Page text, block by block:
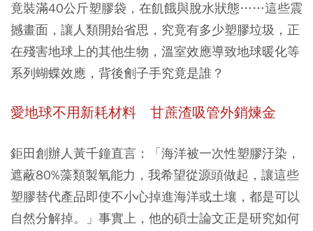
竟裝滿40公斤塑膠袋，在飢餓與脫水狀態……這些震
撼畫面，讓人類開始省思，究竟有多少塑膠垃圾，正
在殘害地球上的其他生物，溫室效應導致地球暖化等
系列蝴蝶效應，背後劊子手究竟是誰？
愛地球不用新耗材料 甘蔗渣吸管外銷煉金
鉅田創辦人黃千鐘直言：「海洋被一次性塑膠汙染，
遮蔽80%藻類製氧能力，我希望從源頭做起，讓這些
塑膠替代產品即使不小心掉進海洋或土壤，都是可以
自然分解掉。」事實上，他的碩士論文正是研究如何